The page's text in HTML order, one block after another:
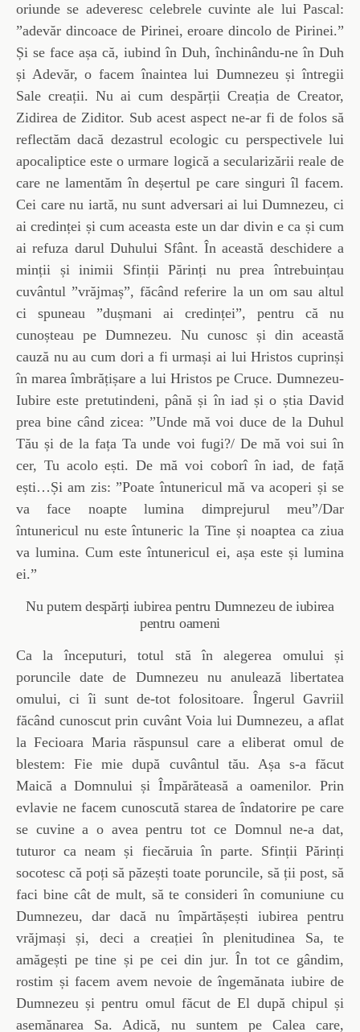
oriunde se adeveresc celebrele cuvinte ale lui Pascal:
”adevăr dincoace de Pirinei, eroare dincolo de Pirinei.”
Și se face așa că, iubind în Duh, închinându-ne în Duh
și Adevăr, o facem înaintea lui Dumnezeu și întregii
Sale creații. Nu ai cum despărții Creația de Creator,
Zidirea de Ziditor. Sub acest aspect ne-ar fi de folos să
reflectăm dacă dezastrul ecologic cu perspectivele lui
apocaliptice este o urmare logică a secularizării reale de
care ne lamentăm în deșertul pe care singuri îl facem.
Cei care nu iartă, nu sunt adversari ai lui Dumnezeu, ci
ai credinței și cum aceasta este un dar divin e ca și cum
ai refuza darul Duhului Sfânt. În această deschidere a
minții și inimii Sfinții Părinți nu prea întrebuințau
cuvântul ”vrăjmaș”, făcând referire la un om sau altul
ci spuneau ”dușmani ai credinței”, pentru că nu
cunoșteau pe Dumnezeu. Nu cunosc și din această
cauză nu au cum dori a fi urmași ai lui Hristos cuprinși
în marea îmbrățișare a lui Hristos pe Cruce. Dumnezeu-
Iubire este pretutindeni, până și în iad și o știa David
prea bine când zicea: ”Unde mă voi duce de la Duhul
Tău și de la fața Ta unde voi fugi?/ De mă voi sui în
cer, Tu acolo ești. De mă voi coborî în iad, de față
ești…Și am zis: ”Poate întunericul mă va acoperi și se
va face noapte lumina dimprejurul meu”/Dar
întunericul nu este întuneric la Tine și noaptea ca ziua
va lumina. Cum este întunericul ei, așa este și lumina
ei.”
Nu putem despărți iubirea pentru Dumnezeu de iubirea
pentru oameni
Ca la începuturi, totul stă în alegerea omului și
poruncile date de Dumnezeu nu anulează libertatea
omului, ci îi sunt de-tot folositoare. Îngerul Gavriil
făcând cunoscut prin cuvânt Voia lui Dumnezeu, a aflat
la Fecioara Maria răspunsul care a eliberat omul de
blestem: Fie mie după cuvântul tău. Așa s-a făcut
Maică a Domnului și Împărăteasă a oamenilor. Prin
evlavie ne facem cunoscută starea de îndatorire pe care
se cuvine a o avea pentru tot ce Domnul ne-a dat,
tuturor ca neam și fiecăruia în parte. Sfinții Părinți
socotesc că poți să păzești toate poruncile, să ții post, să
faci bine cât de mult, să te consideri în comuniune cu
Dumnezeu, dar dacă nu împărtășești iubirea pentru
vrăjmași și, deci a creației în plenitudinea Sa, te
amăgești pe tine și pe cei din jur. În tot ce gândim,
rostim și facem avem nevoie de îngemănata iubire de
Dumnezeu și pentru omul făcut de El după chipul și
asemănarea Sa. Adică, nu suntem pe Calea care,